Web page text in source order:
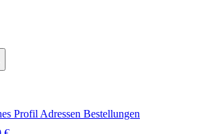
Profil Adressen Bestellungen